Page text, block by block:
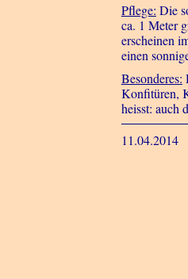
Pflege: Die
ca. 1 Meter
erscheinen
einen
Besonderes:
Konfitüren,
heisst: auch
11.04.2014